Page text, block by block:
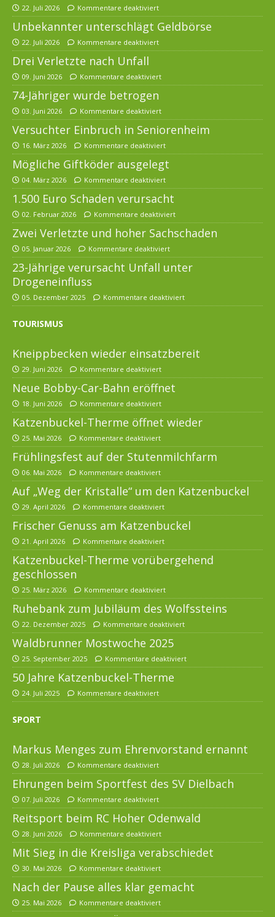
22. Juli 2026 Kommentare deaktiviert
Unbekannter unterschlägt Geldbörse
22. Juli 2026 Kommentare deaktiviert
Drei Verletzte nach Unfall
09. Juni 2026 Kommentare deaktiviert
74-Jähriger wurde betrogen
03. Juni 2026 Kommentare deaktiviert
Versuchter Einbruch in Seniorenheim
16. März 2026 Kommentare deaktiviert
Mögliche Giftköder ausgelegt
04. März 2026 Kommentare deaktiviert
1.500 Euro Schaden verursacht
02. Februar 2026 Kommentare deaktiviert
Zwei Verletzte und hoher Sachschaden
05. Januar 2026 Kommentare deaktiviert
23-Jährige verursacht Unfall unter
Drogeneinfluss
05. Dezember 2025 Kommentare deaktiviert
TOURISMUS
Kneippbecken wieder einsatzbereit
29. Juni 2026 Kommentare deaktiviert
Neue Bobby-Car-Bahn eröffnet
18. Juni 2026 Kommentare deaktiviert
Katzenbuckel-Therme öffnet wieder
25. Mai 2026 Kommentare deaktiviert
Frühlingsfest auf der Stutenmilchfarm
06. Mai 2026 Kommentare deaktiviert
Auf „Weg der Kristalle“ um den Katzenbuckel
29. April 2026 Kommentare deaktiviert
Frischer Genuss am Katzenbuckel
21. April 2026 Kommentare deaktiviert
Katzenbuckel-Therme vorübergehend
geschlossen
25. März 2026 Kommentare deaktiviert
Ruhebank zum Jubiläum des Wolfssteins
22. Dezember 2025 Kommentare deaktiviert
Waldbrunner Mostwoche 2025
25. September 2025 Kommentare deaktiviert
50 Jahre Katzenbuckel-Therme
24. Juli 2025 Kommentare deaktiviert
SPORT
Markus Menges zum Ehrenvorstand ernannt
28. Juli 2026 Kommentare deaktiviert
Ehrungen beim Sportfest des SV Dielbach
07. Juli 2026 Kommentare deaktiviert
Reitsport beim RC Hoher Odenwald
28. Juni 2026 Kommentare deaktiviert
Mit Sieg in die Kreisliga verabschiedet
30. Mai 2026 Kommentare deaktiviert
Nach der Pause alles klar gemacht
25. Mai 2026 Kommentare deaktiviert